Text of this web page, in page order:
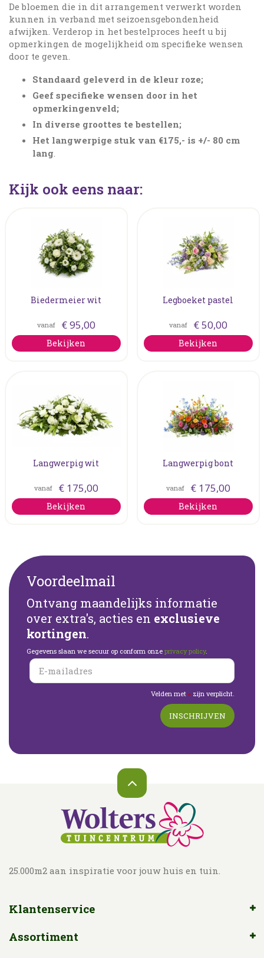
De bloemen die in dit arrangement verwerkt worden
kunnen in verband met seizoensgebondenheid
afwijken. Verderop in het bestelproces heeft u bij
opmerkingen de mogelijkheid om specifieke wensen
door te geven.
Standaard geleverd in de kleur roze;
Geef specifieke wensen door in het
opmerkingenveld;
In diverse groottes te bestellen;
Het langwerpige stuk van €175,- is +/- 80 cm
lang
Kijk ook eens naar:
Biedermeier wit
vanaf €95,00
Bekijken
Legboeket pastel
vanaf €50,00
Bekijken
Langwerpig wit
vanaf € 175,00
Bekijken
Langwerpig bont
vanaf € 175,00
Bekijken
Voordeelmail
Ontvang maandelijks informatie
over extra's, acties en exclusieve
kortingen.
Gegevens slaan we secuur op conform onze privacy policy.
Velden met * zijn verplicht.
25.000m2 aan inspiratie voor jouw huis en tuin.
Klantenservice
Assortiment